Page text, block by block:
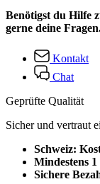
Benötigst du Hilfe
gerne deine
Kontakt
Chat
Geprüfte Qualität
Sicher und vertraut
Schweiz:
Mindestens 1
Sichere